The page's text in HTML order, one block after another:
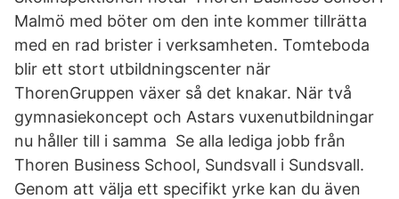
Malmö med böter om den inte kommer tillrätta
med en rad brister i verksamheten. Tomteboda
blir ett stort utbildningscenter när
ThorenGruppen växer så det knakar. När två
gymnasiekoncept och Astars vuxenutbildningar
nu håller till i samma Se alla lediga jobb från
Thoren Business School, Sundsvall i Sundsvall.
Genom att välja ett specifikt yrke kan du även